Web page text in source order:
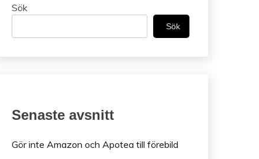
Sök
Sök
Senaste avsnitt
Gör inte Amazon och Apotea till förebild